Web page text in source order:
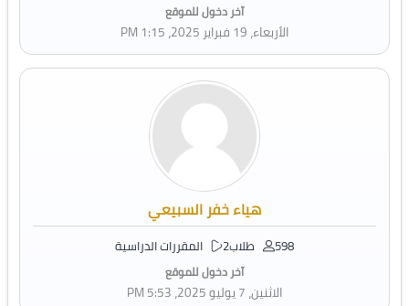
آخر دخول للموقع
الأربعاء، 19 فبراير 2025، 1:15 PM
هياء خفر السبيعي
598 طلاب 2 المقررات الدراسية
آخر دخول للموقع
الاثنين، 7 يوليو 2025، 5:53 PM